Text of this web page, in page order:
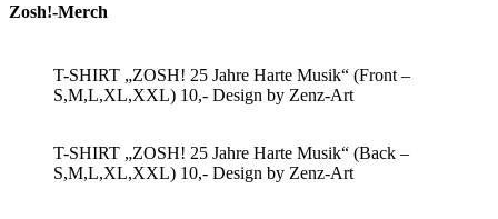
Zosh!-Merch
T-SHIRT „ZOSH! 25 Jahre Harte Musik“ (Front –
S,M,L,XL,XXL) 10,- Design by Zenz-Art
T-SHIRT „ZOSH! 25 Jahre Harte Musik“ (Back –
S,M,L,XL,XXL) 10,- Design by Zenz-Art